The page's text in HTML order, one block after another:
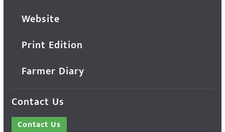
Website
Print Edition
Farmer Diary
Contact Us
Contact Us